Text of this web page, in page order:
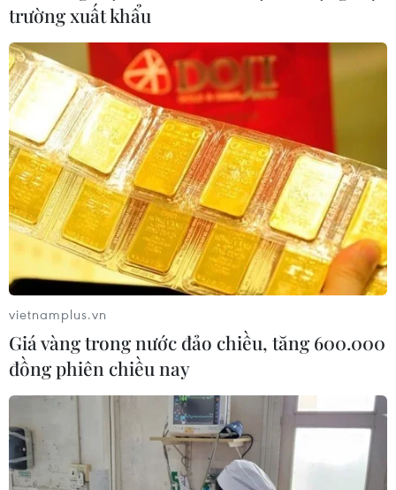
vaccine./.
(TTXVN/ Vietnam+)
#Nới lỏng giãn cách xã hội
#Dịch COVID-19
#Tiêm vaccine
TP. Hà Nội
trường xuất khẩu
vietnamplus.vn
Giá vàng trong nước đảo chiều, tăng 600.000
đồng phiên chiều nay